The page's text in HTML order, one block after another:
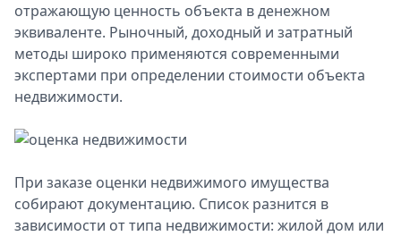
отражающую ценность объекта в денежном
эквиваленте. Рыночный, доходный и затратный
методы широко применяются современными
экспертами при определении стоимости объекта
недвижимости.
При заказе оценки недвижимого имущества
собирают документацию. Список разнится в
зависимости от типа недвижимости: жилой дом или